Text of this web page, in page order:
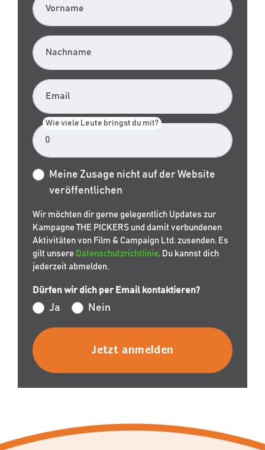
Vorname
Nachname
Email
Wie viele Leute bringst du mit?
Meine Zusage nicht auf der Website
veröffentlichen
Wir möchten dir gerne gelegentlich Updates zur
Kampagne THE PICKERS und damit verbundenen
Aktivitäten von Film & Campaign Ltd. zusenden. Es
gilt unsere Datenschutzrichtlinie. Du kannst dich
jederzeit abmelden.
Dürfen wir dich per Email kontaktieren?
Ja Nein